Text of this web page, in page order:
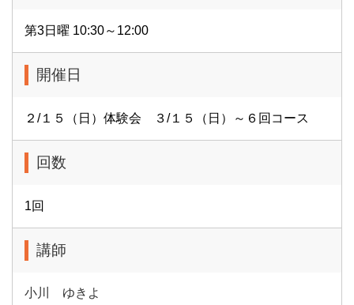
第3日曜 10:30～12:00
開催日
２/１５（日）体験会 ３/１５（日）～６回コース
回数
1回
講師
小川 ゆきよ